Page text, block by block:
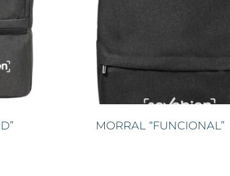
MORRAL “FUNCIONAL”